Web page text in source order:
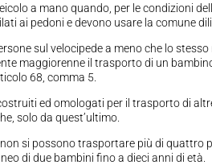
a mano quando, per le condizioni
ai pedoni e devono usare la comune
sul velocipede a meno che lo
maggiorenne il trasporto di un
68, comma 5.
ed omologati per il trasporto di
solo da quest’ultimo.
si possono trasportare più di quattro
di due bambini fino a dieci anni di età.